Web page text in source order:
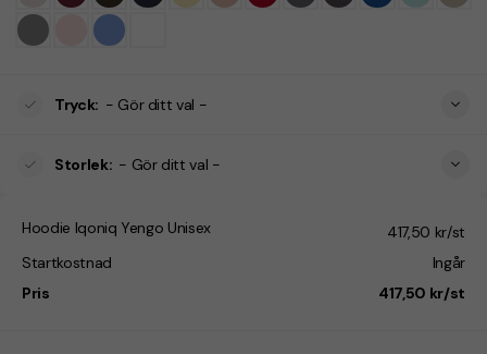
Tryck: - Gör ditt val -
Storlek: - Gör ditt val -
Hoodie Iqoniq Yengo Unisex
417,50 kr/st
Startkostnad
Ingår
Pris
417,50 kr/st